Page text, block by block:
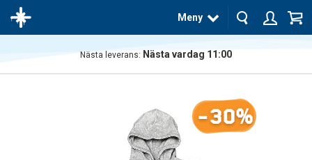
Meny
Nästa leverans: Nästa vardag 11:00
-30%